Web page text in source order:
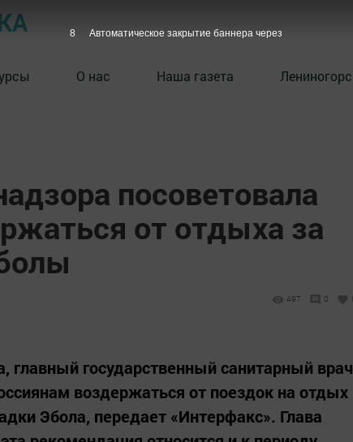
О нас Наша газета
посоветовала
от отдыха за
497 0
главный государственный санитарный врач
воздержаться от поездок на отдых
Эбола, передает «Интерфакс». Глава
7 Автоматическое закрытие баннера через